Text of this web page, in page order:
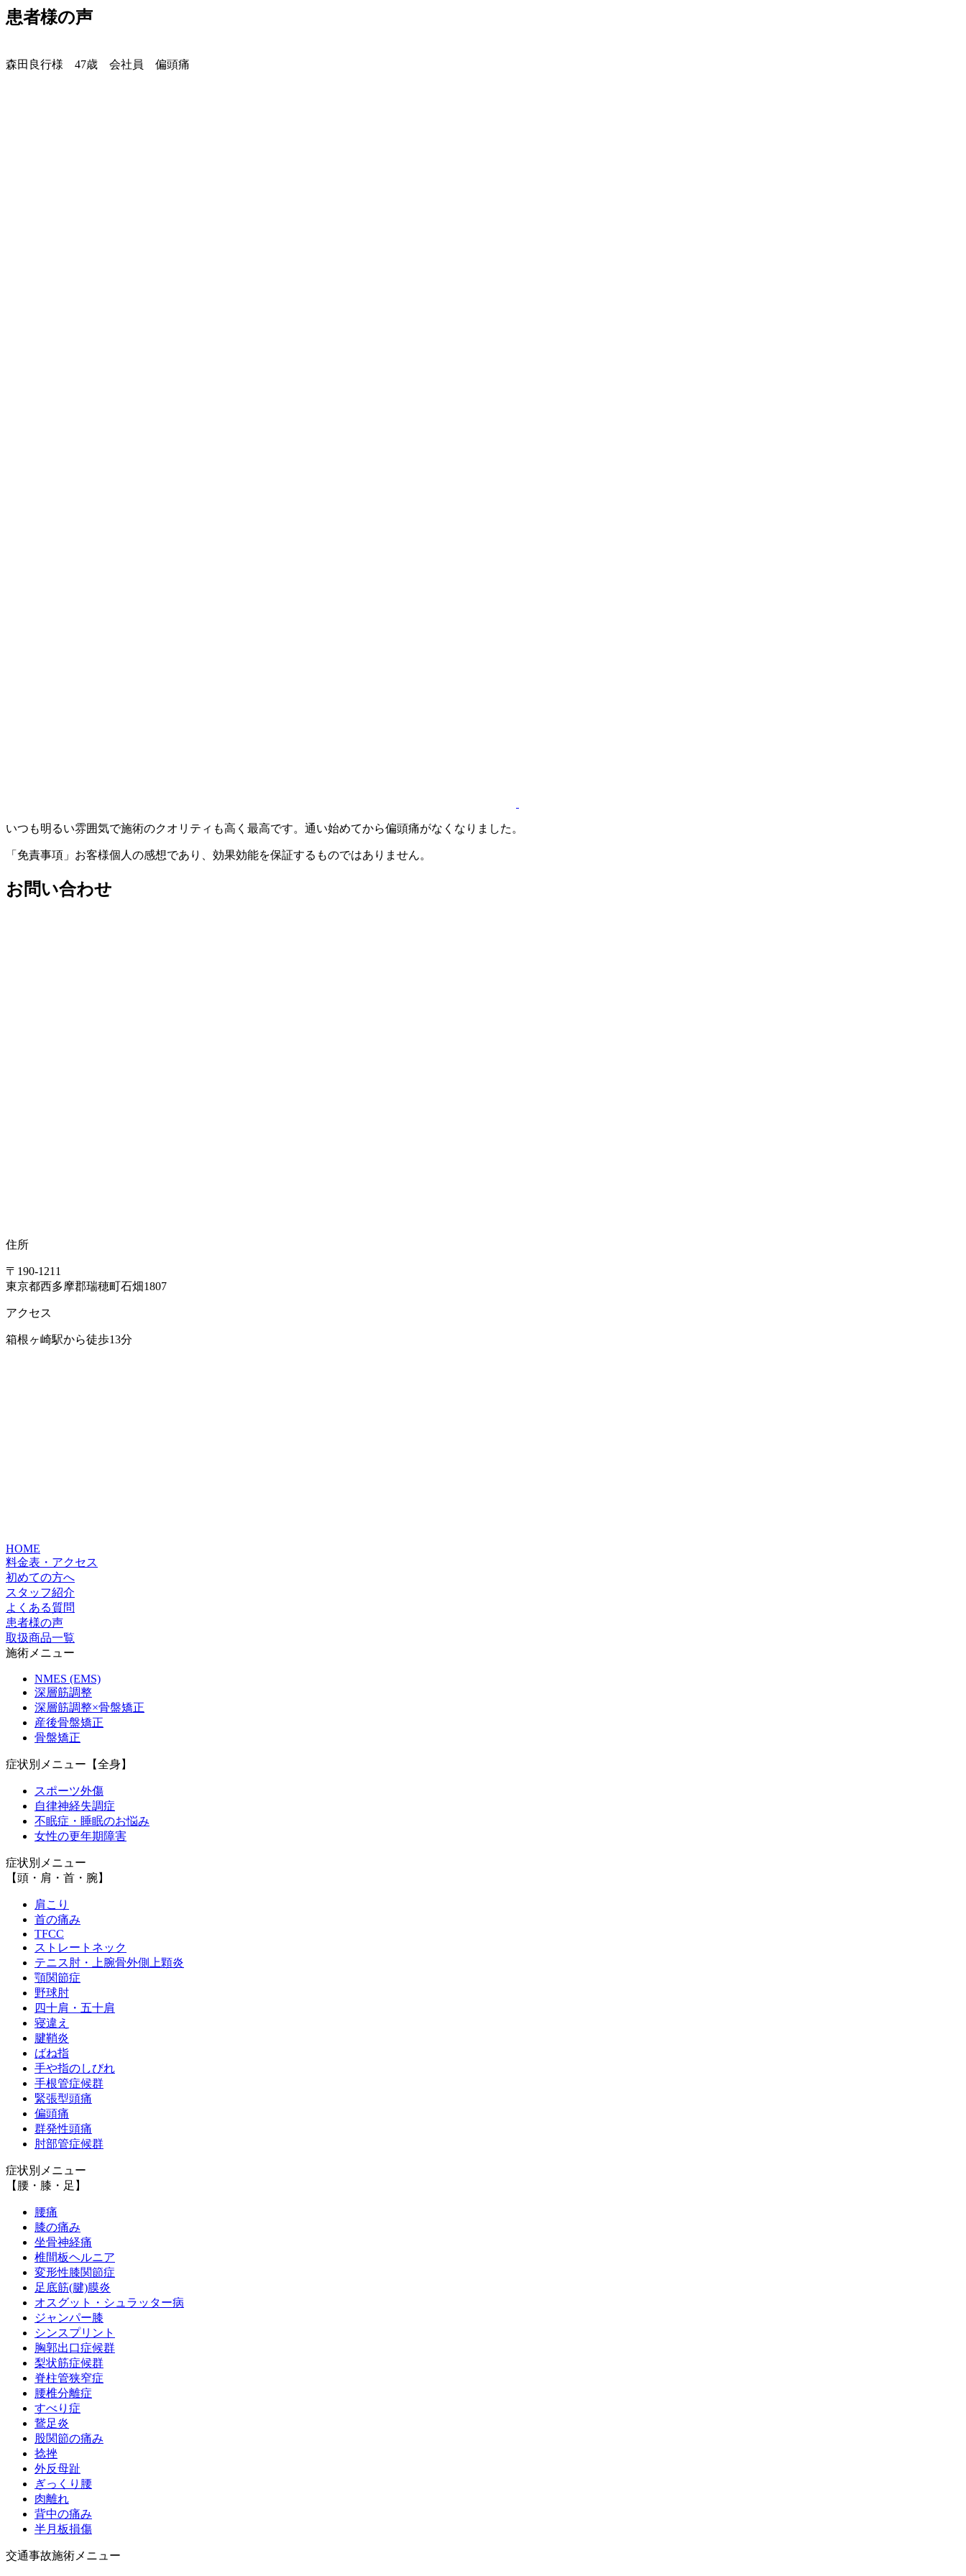
患者様の声
森田良行様 47歳 会社員 偏頭痛
いつも明るい雰囲気で施術のクオリティも高く最高です。通い始めてから偏頭痛がなくなりました。
「免責事項」お客様個人の感想であり、効果効能を保証するものではありません。
お問い合わせ
住所
〒190-1211
東京都西多摩郡瑞穂町石畑1807
アクセス
箱根ヶ崎駅から徒歩13分
HOME
料金表・アクセス
初めての方へ
スタッフ紹介
よくある質問
患者様の声
取扱商品一覧
施術メニュー
NMES (EMS)
深層筋調整
深層筋調整×骨盤矯正
産後骨盤矯正
骨盤矯正
症状別メニュー【全身】
スポーツ外傷
自律神経失調症
不眠症・睡眠のお悩み
女性の更年期障害
症状別メニュー
【頭・肩・首・腕】
肩こり
首の痛み
TFCC
ストレートネック
テニス肘・上腕骨外側上顆炎
顎関節症
野球肘
四十肩・五十肩
寝違え
腱鞘炎
ばね指
手や指のしびれ
手根管症候群
緊張型頭痛
偏頭痛
群発性頭痛
肘部管症候群
症状別メニュー
【腰・膝・足】
腰痛
膝の痛み
坐骨神経痛
椎間板ヘルニア
変形性膝関節症
足底筋(腱)膜炎
オスグット・シュラッター病
ジャンパー膝
シンスプリント
胸郭出口症候群
梨状筋症候群
脊柱管狭窄症
腰椎分離症
すべり症
鵞足炎
股関節の痛み
捻挫
外反母趾
ぎっくり腰
肉離れ
背中の痛み
半月板損傷
交通事故施術メニュー